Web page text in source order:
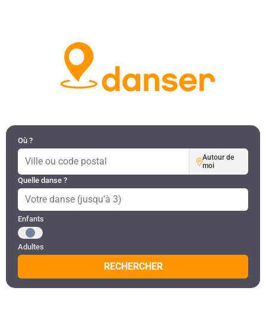
Où ?
Autour de
moi
Quelle danse ?
Public recherché
Enfants
Adultes
RECHERCHER